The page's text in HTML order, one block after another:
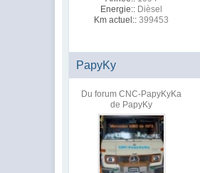
Energie:: Dièsel
Km actuel:: 399453
PapyKy
Du forum CNC-PapyKyKa
de PapyKy